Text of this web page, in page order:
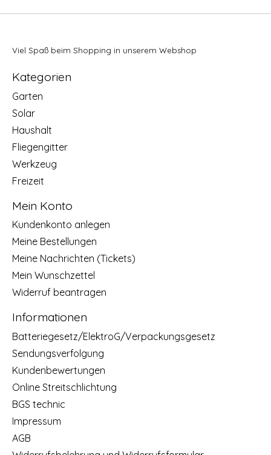
Viel Spaß beim Shopping in unserem Webshop
Kategorien
Garten
Solar
Haushalt
Fliegengitter
Werkzeug
Freizeit
Mein Konto
Kundenkonto anlegen
Meine Bestellungen
Meine Nachrichten (Tickets)
Mein Wunschzettel
Widerruf beantragen
Informationen
Batteriegesetz/ElektroG/Verpackungsgesetz
Sendungsverfolgung
Kundenbewertungen
Online Streitschlichtung
BGS technic
Impressum
AGB